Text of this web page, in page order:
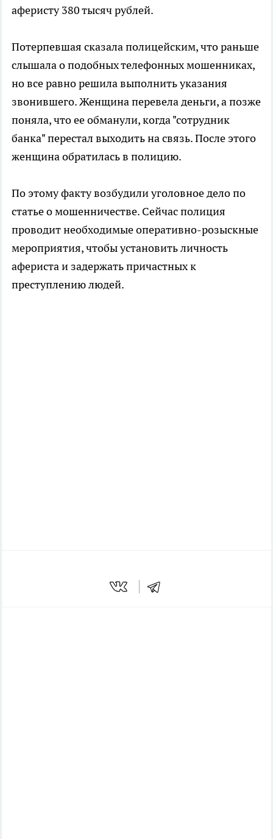
аферисту 380 тысяч рублей.
Потерпевшая сказала полицейским, что раньше
слышала о подобных телефонных мошенниках,
но все равно решила выполнить указания
звонившего. Женщина перевела деньги, а позже
поняла, что ее обманули, когда "сотрудник
банка" перестал выходить на связь. После этого
женщина обратилась в полицию.
По этому факту возбудили уголовное дело по
статье о мошенничестве. Сейчас полиция
проводит необходимые оперативно-розыскные
мероприятия, чтобы установить личность
афериста и задержать причастных к
преступлению людей.